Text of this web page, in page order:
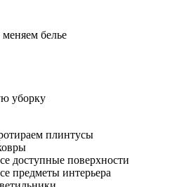
белье
уборку
плинтусы
доступные поверхности
предметы интерьера